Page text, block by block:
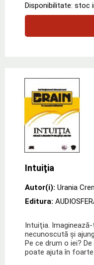
Disponibilitate: stoc
Intuiţia
Autor(i): Urania
Editura:
Intuiţia.
necunoscută şi
Pe ce drum o iei?
poate ajuta în foarte